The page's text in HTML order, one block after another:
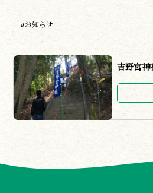
#お知らせ
吉野宮神